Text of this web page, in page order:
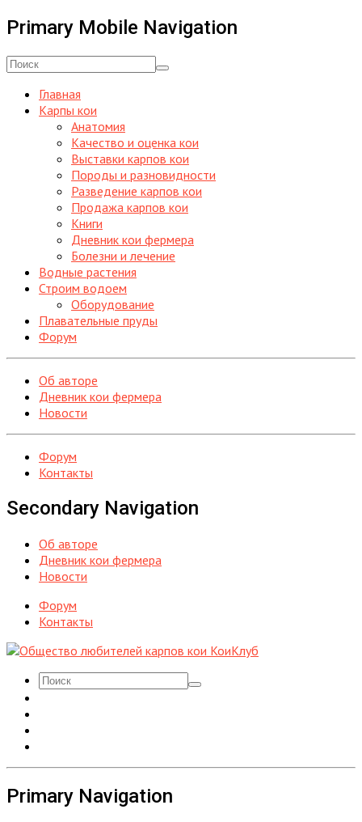
Primary Mobile Navigation
Главная
Карпы кои
Анатомия
Качество и оценка кои
Выставки карпов кои
Породы и разновидности
Разведение карпов кои
Продажа карпов кои
Книги
Дневник кои фермера
Болезни и лечение
Водные растения
Строим водоем
Оборудование
Плавательные пруды
Форум
Об авторе
Дневник кои фермера
Новости
Форум
Контакты
Secondary Navigation
Об авторе
Дневник кои фермера
Новости
Форум
Контакты
Primary Navigation